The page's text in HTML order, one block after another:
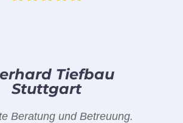
Tiefbau
Stuttgart
Beratung und Betreuung.